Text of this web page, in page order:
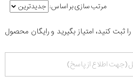
مرتب سازی بر اساس:
ثبت کنید، امتیاز بگیرید و رایگان محصول